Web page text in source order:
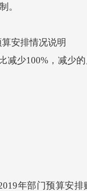
。
安排情况说明
少100%，减少的
年部门预算安排